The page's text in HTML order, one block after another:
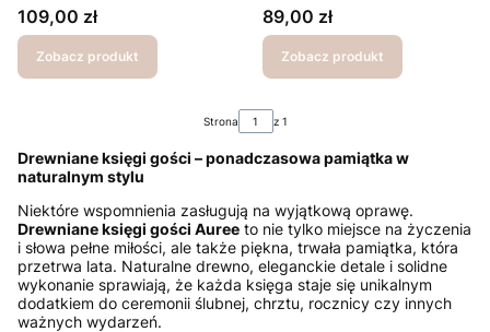
Cena
109,00 zł
Zobacz produkt
Cena
89,00 zł
Zobacz produkt
Strona z 1
Drewniane księgi gości – ponadczasowa pamiątka w
naturalnym stylu
Niektóre wspomnienia zasługują na wyjątkową oprawę.
Drewniane księgi gości Auree to nie tylko miejsce na życzenia
i słowa pełne miłości, ale także piękna, trwała pamiątka, która
przetrwa lata. Naturalne drewno, eleganckie detale i solidne
wykonanie sprawiają, że każda księga staje się unikalnym
dodatkiem do ceremonii ślubnej, chrztu, rocznicy czy innych
ważnych wydarzeń.